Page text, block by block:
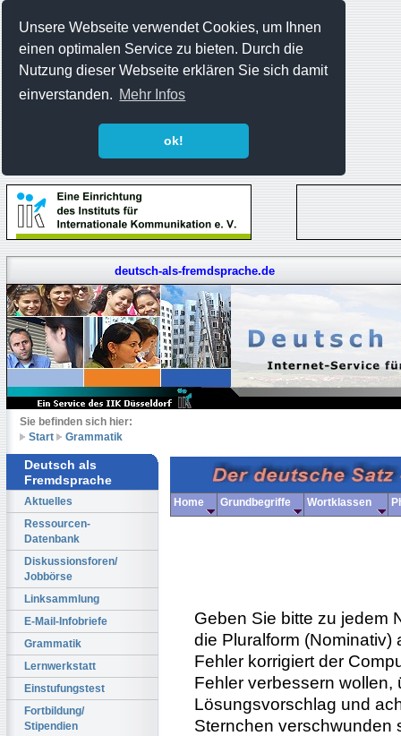
Unsere Webseite verwendet Cookies, um Ihnen
einen optimalen Service zu bieten. Durch die
Nutzung dieser Webseite erklären Sie sich damit
einverstanden. Mehr Infos
ok!
deutsch-als-fremdsprache.de
Sie befinden sich hier:
Start
Grammatik
Deutsch als
Fremdsprache
Aktuelles
Ressourcen-
Datenbank
Diskussionsforen/
Jobbörse
Linksammlung
E-Mail-Infobriefe
Grammatik
Lernwerkstatt
Einstufungstest
Fortbildung/
Stipendien
Geben Sie bitte zu jedem
die Pluralform (Nominativ)
Fehler korrigiert der
Fehler verbessern
Lösungsvorschlag und
Sternchen verschwunden
Home Grundbegriffe Wortklassen